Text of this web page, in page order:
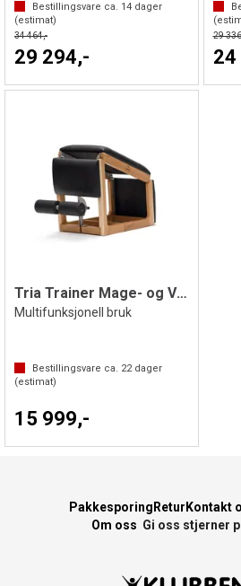
Bestillingsvare ca. 14 dager
(estimat)
34 464,-
29 294,-
29
24
Tria Trainer Mage- og Vektbenk
Multifunksjonell bruk
Bestillingsvare ca. 22dager
(estimat)
15 999,-
Pakkesporing Retur Kontakt
Om oss Gi oss stjerner